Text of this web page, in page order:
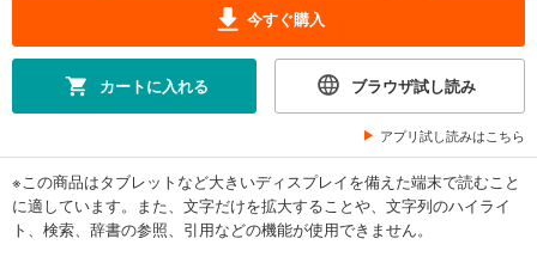
今すぐ購入
カートに入れる ブラウザ試し読み
アプリ試し読みはこちら
※この商品はタブレットなど大きいディスプレイを備えた端末で読むこと
に適しています。また、文字だけを拡大することや、文字列のハイライ
ト、検索、辞書の参照、引用などの機能が使用できません。